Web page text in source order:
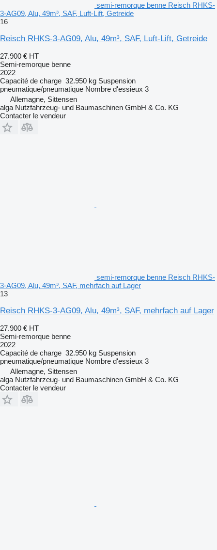
semi-remorque benne Reisch RHKS-
3-AG09, Alu, 49m³, SAF, Luft-Lift, Getreide
16
Reisch RHKS-3-AG09, Alu, 49m³, SAF, Luft-Lift, Getreide
27.900 € HT
Semi-remorque benne
2022
Capacité de charge 32.950 kg Suspension
pneumatique/pneumatique Nombre d'essieux 3
Allemagne, Sittensen
alga Nutzfahrzeug- und Baumaschinen GmbH & Co. KG
Contacter le vendeur
semi-remorque benne Reisch RHKS-
3-AG09, Alu, 49m³, SAF, mehrfach auf Lager
13
Reisch RHKS-3-AG09, Alu, 49m³, SAF, mehrfach auf Lager
27.900 € HT
Semi-remorque benne
2022
Capacité de charge 32.950 kg Suspension
pneumatique/pneumatique Nombre d'essieux 3
Allemagne, Sittensen
alga Nutzfahrzeug- und Baumaschinen GmbH & Co. KG
Contacter le vendeur